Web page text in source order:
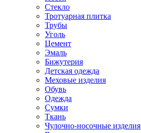
Стекло
Тротуарная плитка
Трубы
Уголь
Цемент
Эмаль
Бижутерия
Детская одежда
Меховые изделия
Обувь
Одежда
Сумки
Ткань
Чулочно-носочные изделия